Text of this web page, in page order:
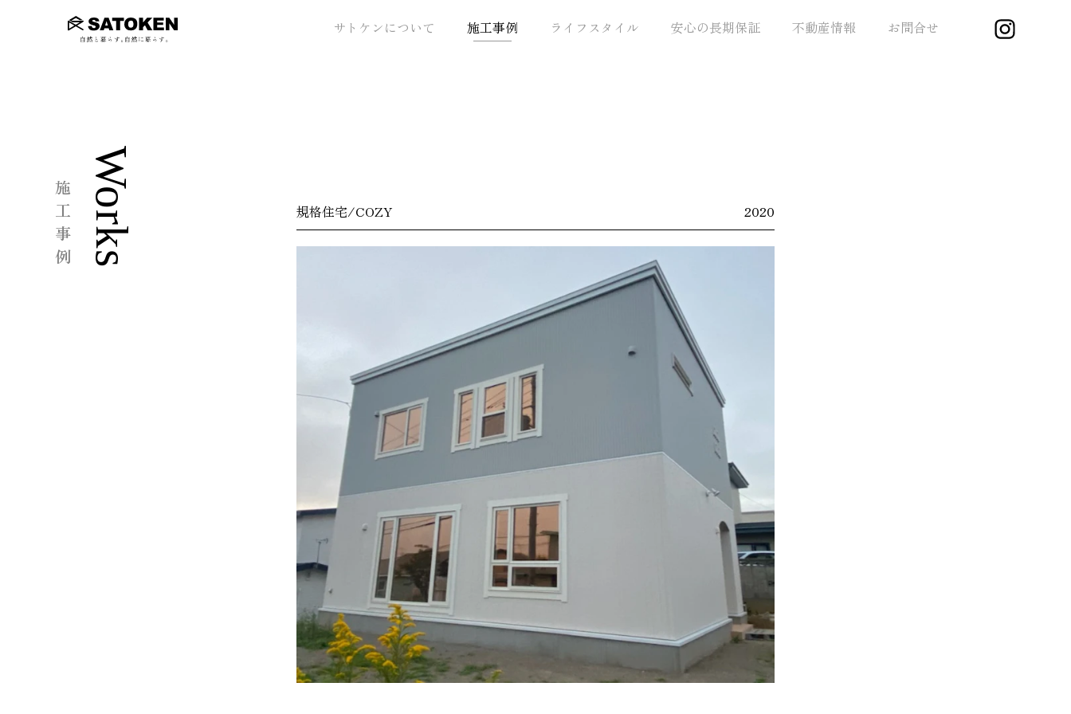
サトケンについて 施工事例 ライフスタイル 安心の長期保証 不動産情報 お問合せ
Works
施工事例 規格住宅/COZY 2020